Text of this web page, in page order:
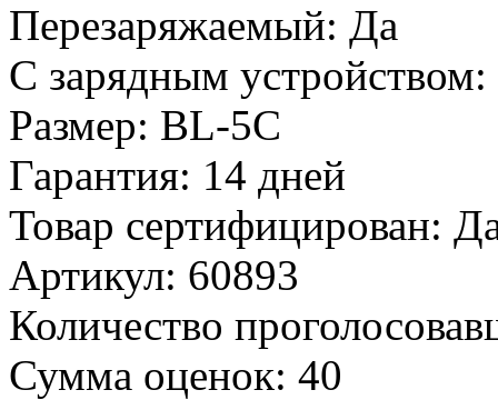
Перезаряжаемый: Да
С зарядным устройством:
Размер: BL-5C
Гарантия: 14 дней
Товар сертифицирован:
Артикул: 60893
Количество
Сумма оценок: 40